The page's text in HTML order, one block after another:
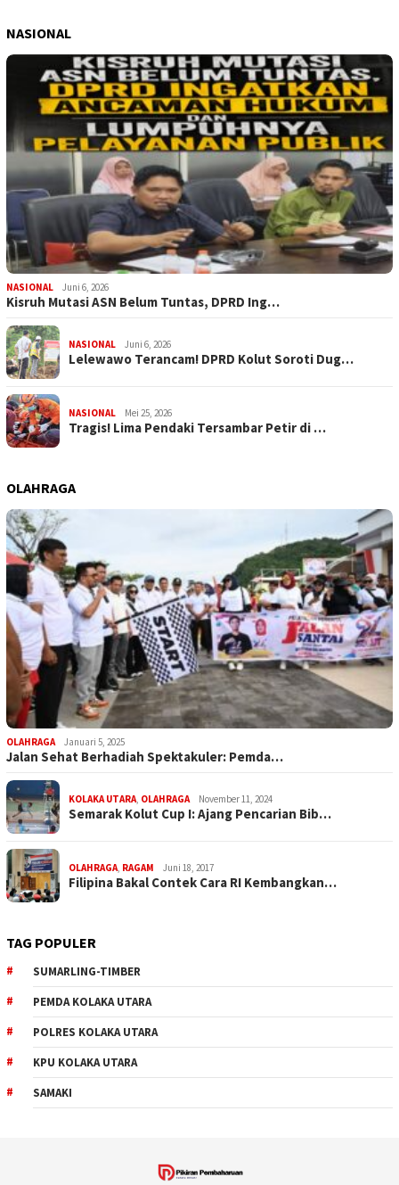
NASIONAL
NASIONAL Juni 6, 2026
Kisruh Mutasi ASN Belum Tuntas, DPRD Ing…
NASIONAL Juni 6, 2026
Lelewawo Terancam! DPRD Kolut Soroti Dug…
NASIONAL Mei 25, 2026
Tragis! Lima Pendaki Tersambar Petir di …
OLAHRAGA
OLAHRAGA Januari 5, 2025
Jalan Sehat Berhadiah Spektakuler: Pemda…
KOLAKA UTARA, OLAHRAGA November 11, 2024
Semarak Kolut Cup I: Ajang Pencarian Bib…
OLAHRAGA, RAGAM Juni 18, 2017
Filipina Bakal Contek Cara RI Kembangkan…
TAG POPULER
SUMARLING-TIMBER
PEMDA KOLAKA UTARA
POLRES KOLAKA UTARA
KPU KOLAKA UTARA
SAMAKI